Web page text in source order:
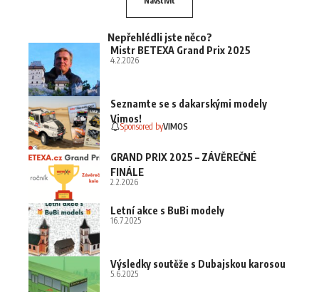
Nepřehlédli jste něco?
Mistr BETEXA Grand Prix 2025
4.2.2026
Seznamte se s dakarskými modely
Vimos!
Sponsored byVIMOS
GRAND PRIX 2025 – ZÁVĚREČNÉ
FINÁLE
2.2.2026
Letní akce s BuBi modely
16.7.2025
Výsledky soutěže s Dubajskou karosou
5.6.2025